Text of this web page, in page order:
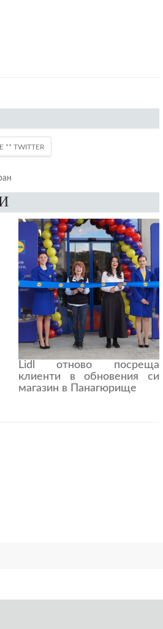
Lidl отново посреща
клиенти в обновения си
магазин в Панагюрище